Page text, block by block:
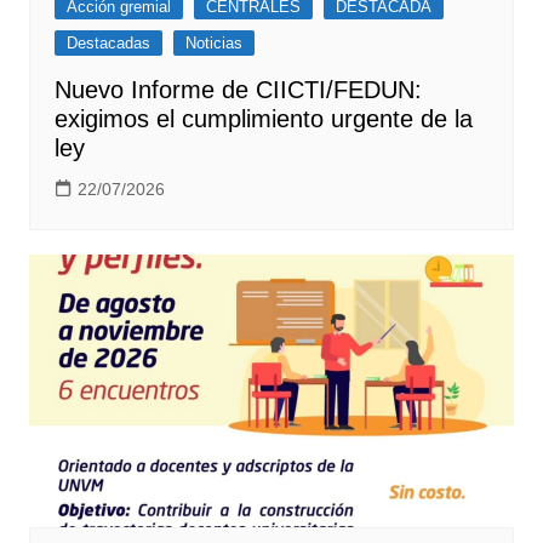
Acción gremial CENTRALES
DESTACADA
Destacadas
Noticias
Nuevo Informe de CIICTI/FEDUN:
exigimos el cumplimiento urgente de la
ley
22/07/2026